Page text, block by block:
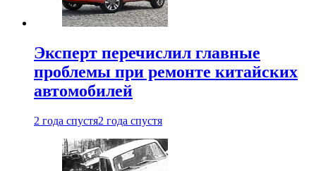
Эксперт перечислил главные
проблемы при ремонте китайских
автомобилей
2 года спустя2 года спустя